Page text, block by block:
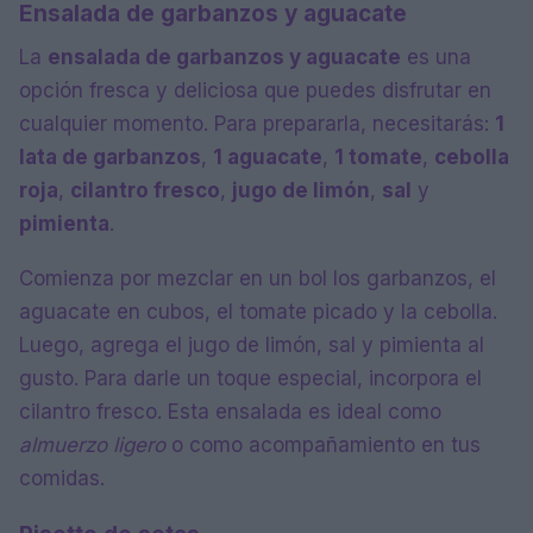
Ensalada de garbanzos y aguacate
La ensalada de garbanzos y aguacate es una
opción fresca y deliciosa que puedes disfrutar en
cualquier momento. Para prepararla, necesitarás: 1
lata de garbanzos, 1 aguacate, 1 tomate, cebolla
roja, cilantro fresco, jugo de limón, sal y
pimienta.
Comienza por mezclar en un bol los garbanzos, el
aguacate en cubos, el tomate picado y la cebolla.
Luego, agrega el jugo de limón, sal y pimienta al
gusto. Para darle un toque especial, incorpora el
cilantro fresco. Esta ensalada es ideal como
almuerzo ligeroo como acompañamiento en tus
comidas.